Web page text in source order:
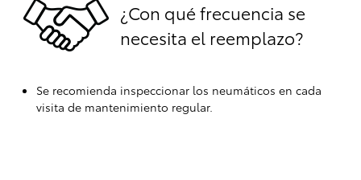
¿Con qué frecuencia se
necesita el reemplazo?
Se recomienda inspeccionar los neumáticos en cada
visita de mantenimiento regular.